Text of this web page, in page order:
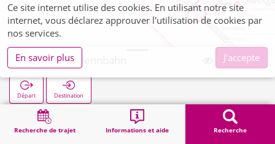
Recherche de trajet Informations et aide Recherche
Schmithof Vennbahn
Départ Destination
Démarrage Recherche Schmithof Vennbahn
Ce site internet utilise des cookies. En utilisant notre site
internet, vous déclarez approuver l'utilisation de cookies par
nos services.
En savoir plus
J'accepte